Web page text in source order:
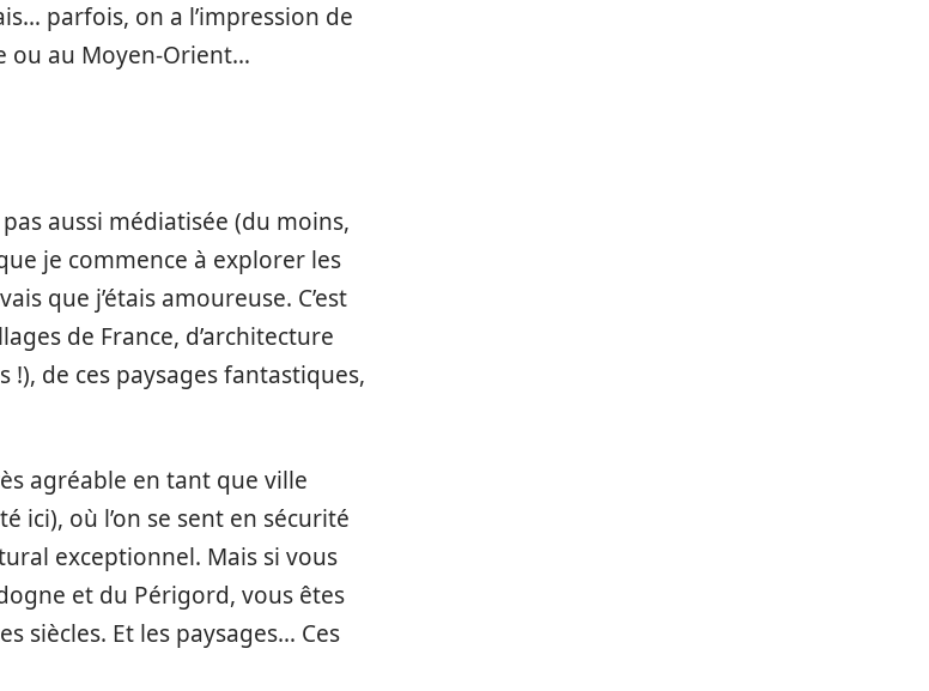
parfois, on a l’impression de
ou au Moyen-Orient…
aussi médiatisée (du moins,
je commence à explorer les
que j’étais amoureuse. C’est
de France, d’architecture
de ces paysages fantastiques,
agréable en tant que ville
ici), où l’on se sent en sécurité
exceptionnel. Mais si vous
et du Périgord, vous êtes
siècles. Et les paysages… Ces